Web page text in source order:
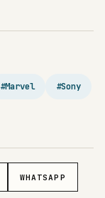
#Marvel #Sony
WHATSAPP